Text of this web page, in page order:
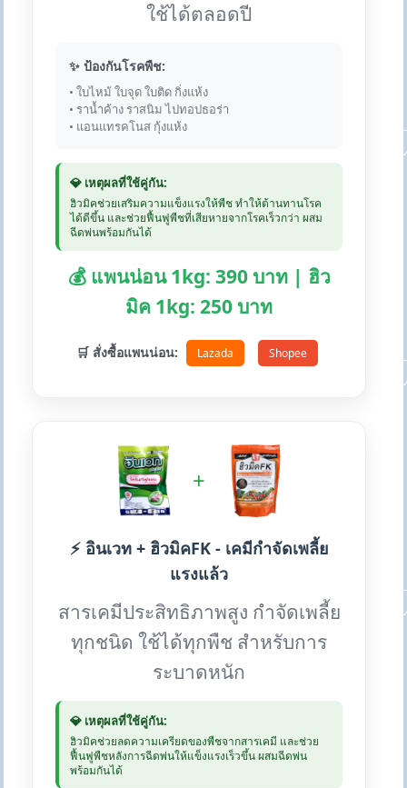
ใช้ได้ตลอดปี
✨ ป้องกันโรคพืช:
• ใบไหม้ ใบจุด ใบติด กิ่งแห้ง
• ราน้ำค้าง ราสนิม ไปทอปธอร่า
• แอนแทรคโนส กุ้งแห้ง
💎 เหตุผลที่ใช้คู่กัน:
ฮิวมิคช่วยเสริมความแข็งแรงให้พืช ทำให้ต้านทานโรค
ได้ดีขึ้น และช่วยฟื้นฟูพืชที่เสียหายจากโรคเร็วกว่า ผสม
ฉีดพ่นพร้อมกันได้
💰 แพนน่อน 1kg: 390 บาท | ฮิว
มิค 1kg: 250 บาท
🛒 สั่งซื้อแพนน่อน: Lazada Shopee
+
⚡ อินเวท + ฮิวมิคFK - เคมีกำจัดเพลี้ย
แรงแล้ว
สารเคมีประสิทธิภาพสูง กำจัดเพลี้ย
ทุกชนิด ใช้ได้ทุกพืช สำหรับการ
ระบาดหนัก
💎 เหตุผลที่ใช้คู่กัน:
ฮิวมิคช่วยลดความเครียดของพืชจากสารเคมี และช่วย
ฟื้นฟูพืชหลังการฉีดพ่นให้แข็งแรงเร็วขึ้น ผสมฉีดพ่น
พร้อมกันได้